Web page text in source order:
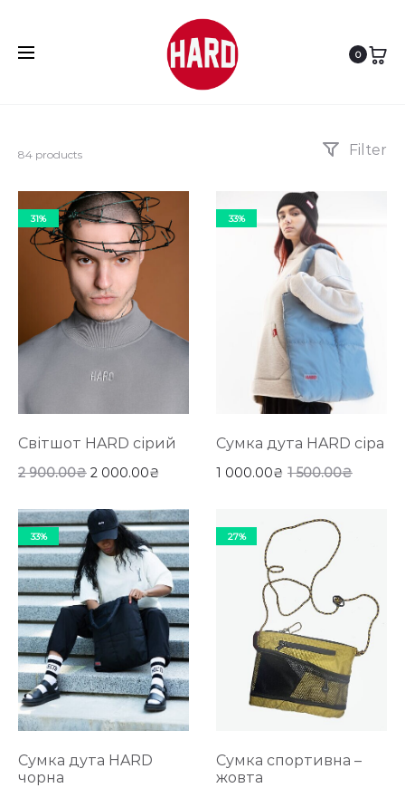
0
84 products Filter
31%
Світшот HARD сірий
2 900.00₴ 2 000.00₴
33%
Сумка дута HARD сіра
1 500.00₴
1 000.00₴
33%
Сумка дута HARD
чорна
27%
Сумка спортивна –
жовта